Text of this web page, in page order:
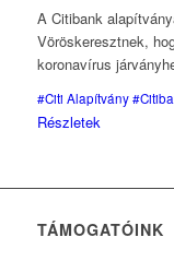
A Citibank
Vöröskeresztnek,
koronavírus
#Citi Alapítvány
Részletek
TÁMOGATÓINK